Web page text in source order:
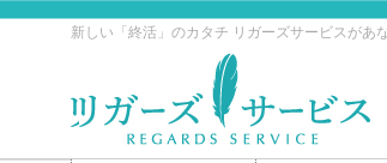
新しい「終活」のカタチ リガーズサービスがあ